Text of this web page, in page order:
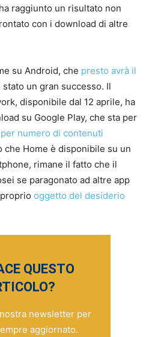
raggiunto un risultato non
con i download di altre
su Android, che presto avrà il
stato un gran successo. Il
disponibile dal 12 aprile, ha
su Google Play, che sta per
numero di contenuti
che Home è disponibile su un
rimane il fatto che il
se paragonato ad altre app
oggetto del desiderio
QUESTO
newsletter per
aggiornato.